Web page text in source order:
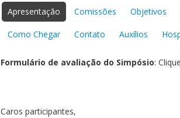
Apresentação Comissões Objetivos
Como Chegar Contato Auxílios
Formulário de avaliação do Simpósio: Clique
Caros participantes,